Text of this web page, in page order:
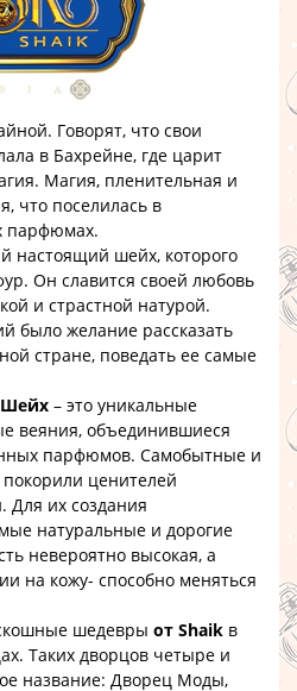
Говорят, что свои
в Бахрейне, где царит
Магия, пленительная и
что поселилась в
парфюмах.
шейх, которого
Он славится своей любовь
и страстной натурой.
было желание рассказать
стране, поведать ее самые
– это уникальные
веяния, объединившиеся
парфюмов. Самобытные и
ценителей
их создания
натуральные и дорогие
невероятно высокая, а
на кожу- способно меняться
шедевры от Shaik в
Таких дворцов четыре и
название: Дворец Моды,